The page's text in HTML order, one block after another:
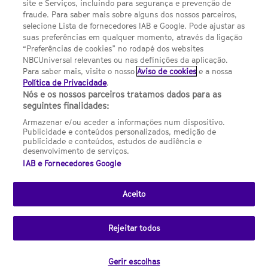
FILMES
UMA DIVISÃO DA NBCUNIVERSAL
Contact us by email: contact.SYFYPortugal@ncbuni.com
NBC Universal Global Networks España S.L.U. is wholly owned
by Universal Studios International BV
NBC Universal Global Networks, S.L.U. Paseo de la Castellana,
95. Planta 10 Edificio Torre Europa 28046 Madrid B-82227893
SYFY Portugal is subject to Spanish jurisdiction and regulated
(CNMC).
Channel
SCI FI Slovenija SCI FI Србија SYFY España SYFY France
SYFY
Portugal
SYFY USA
reserved.
site e Serviços, incluindo para segurança e prevenção de
fraude. Para saber mais sobre alguns dos nossos parceiros,
selecione Lista de fornecedores IAB e Google. Pode ajustar as
suas preferências em qualquer momento, através da ligação
“Preferências de cookies” no rodapé dos websites
NBCUniversal relevantes ou nas definições da aplicação.
Para saber mais, visite o nossoAviso de cookies e a nossa
Política de Privacidade.
Nós e os nossos parceiros tratamos dados para as
seguintes finalidades:
Armazenar e/ou aceder a informações num dispositivo.
Publicidade e conteúdos personalizados, medição de
publicidade e conteúdos, estudos de audiência e
desenvolvimento de serviços.
IAB e Fornecedores Google
Aceito
Rejeitar todos
Gerir escolhas